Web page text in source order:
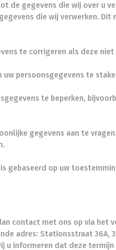
de gegevens die wij over u
die wij verwerken.
te corrigeren als deze
persoonsgegevens te
te beperken,
gegevens aan te
gebaseerd op uw
contact met ons op via het
adres: Stationsstraat 36A,
u informeren dat deze